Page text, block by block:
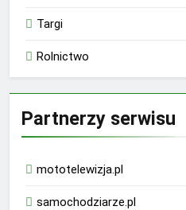
Targi
Rolnictwo
Partnerzy serwisu
mototelewizja.pl
samochodziarze.pl